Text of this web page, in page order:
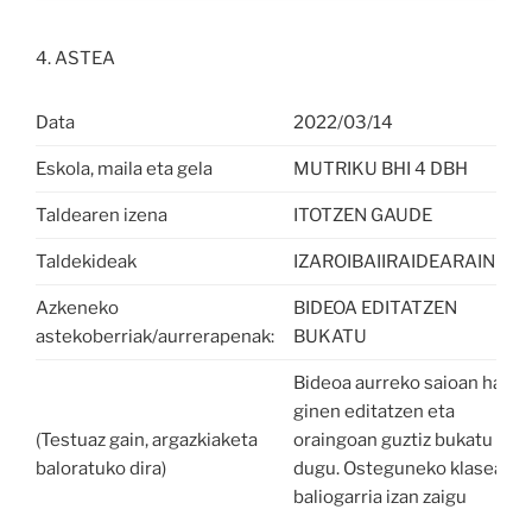
4. ASTEA
Data 2022/03/14
Eskola, maila eta gela MUTRIKU BHI 4 DBH
Taldearen izena ITOTZEN GAUDE
Taldekideak IZAROIBAIIRAIDEARAINORA
Azkeneko
astekoberriak/aurrerapenak:
BIDEOA EDITATZEN
BUKATU
(Testuaz gain, argazkiaketa
baloratuko dira)
Bideoa aurreko saioan hasi
ginen editatzen eta
oraingoan guztiz bukatu
dugu. Osteguneko klasea
baliogarria izan zaigu